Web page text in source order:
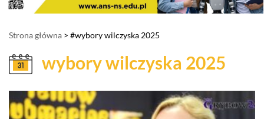
Strona główna > #wybory wilczyska 2025
wybory wilczyska 2025